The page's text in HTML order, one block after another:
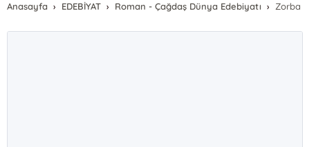
Anasayfa EDEBİYAT Roman - Çağdaş Dünya Edebiyatı Zorba